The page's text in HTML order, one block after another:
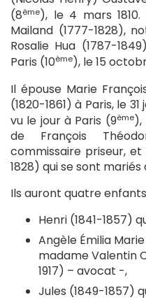
(8ème), le 4 mars
Mailand (1777-1828),
Rosalie Hua (1787-
Paris (10ème), le 15
Il épouse Marie
(1820-1861) à Paris, le
vu le jour à Paris (9ème),
de François
commissaire priseur, et
1828) qui se sont mariés
Ils auront quatre
Henri (1841-1857)
Angèle Émilia
madame Valentin
1917) – avocat -,
Jules (1849-1857)